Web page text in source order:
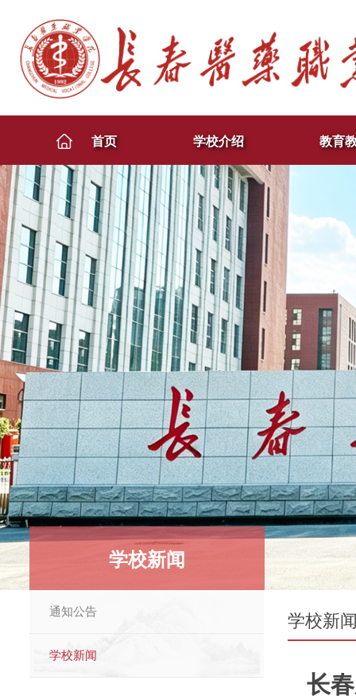
首页 学校介绍 教育
学校新闻
通知公告
学校新闻
学校新闻
长